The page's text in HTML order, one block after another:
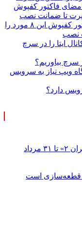
فاکتور کفپوش
قبل از امضای فاکتور کفپوش این ۸ مورد را
نصب
ایتا را در سرچ
سرچ بیاوریم؟
ویپ نیاز به سرویس
دارد؟
قطعه‌سازی است